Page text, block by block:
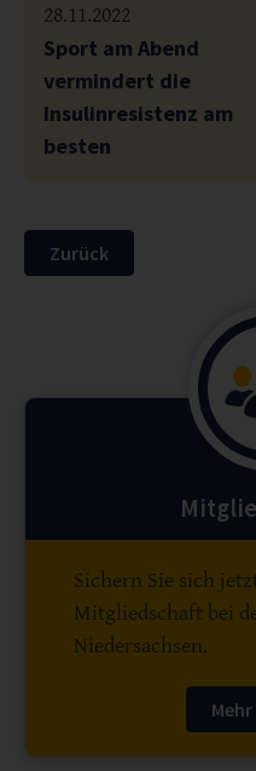
28.11.2022
Sport am Abend
vermindert die
Insulinresistenz am
besten
Zurück
Sichern Sie sich
Mitgliedschaft bei
Niedersachsen.